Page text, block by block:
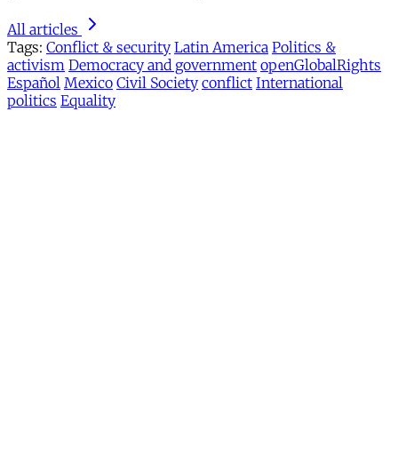
All articles
Tags: Conflict & security Latin America Politics &
activism Democracy and government openGlobalRights
Español Mexico Civil Society conflict International
politics Equality